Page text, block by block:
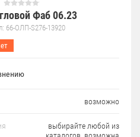
Фаб 06.23
66-ОЛП-S276-13920
возможно
выбирайте любой из